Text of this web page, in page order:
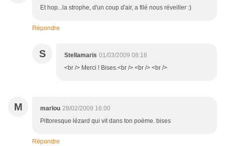
Et hop...la strophe, d'un coup d'air, a filé nous réveiller :)
Répondre
S Stellamaris 01/03/2009 08:18
<br /> Merci ! Bises.<br /> <br /> <br />
M marlou 28/02/2009 16:00
Pittoresque lézard qui vit dans ton poème. bises
Répondre